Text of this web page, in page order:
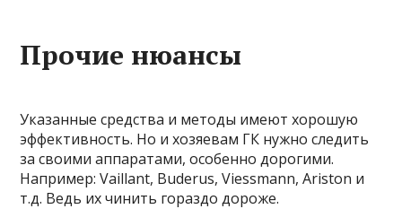
Прочие нюансы
Указанные средства и методы имеют хорошую
эффективность. Но и хозяевам ГК нужно следить
за своими аппаратами, особенно дорогими.
Например: Vaillant, Buderus, Viessmann, Ariston и
т.д. Ведь их чинить гораздо дороже.